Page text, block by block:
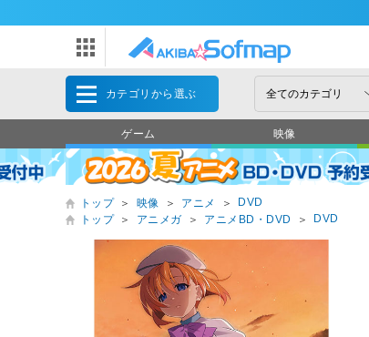
カテゴリから選ぶ
ゲーム 映像
トップ ＞ 映像 ＞ アニメ ＞
DVD
トップ
＞ アニメガ ＞ アニメBD・DVD ＞ DVD